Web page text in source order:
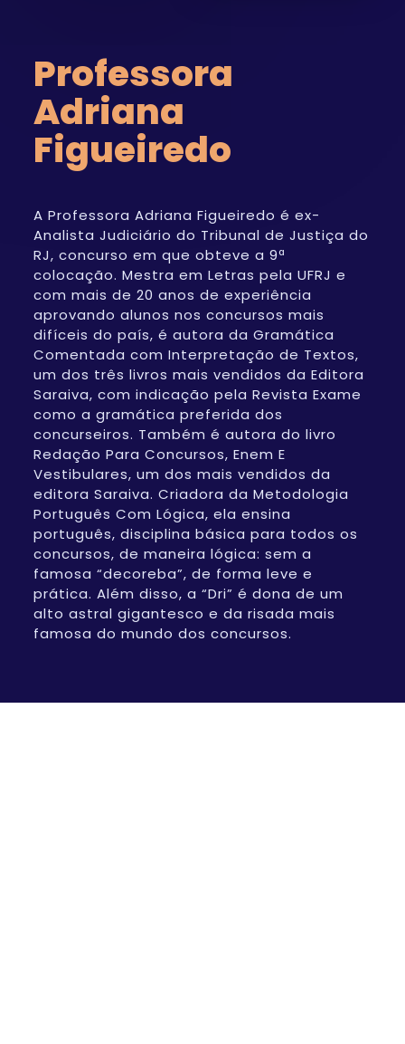
Professora
Adriana
Figueiredo
A Professora Adriana Figueiredo é ex-
Analista Judiciário do Tribunal de Justiça do
RJ, concurso em que obteve a 9ª
colocação. Mestra em Letras pela UFRJ e
com mais de 20 anos de experiência
aprovando alunos nos concursos mais
difíceis do país, é autora da Gramática
Comentada com Interpretação de Textos,
um dos três livros mais vendidos da Editora
Saraiva, com indicação pela Revista Exame
como a gramática preferida dos
concurseiros. Também é autora do livro
Redação Para Concursos, Enem E
Vestibulares, um dos mais vendidos da
editora Saraiva. Criadora da Metodologia
Português Com Lógica, ela ensina
português, disciplina básica para todos os
concursos, de maneira lógica: sem a
famosa “decoreba”, de forma leve e
prática. Além disso, a “Dri” é dona de um
alto astral gigantesco e da risada mais
famosa do mundo dos concursos.